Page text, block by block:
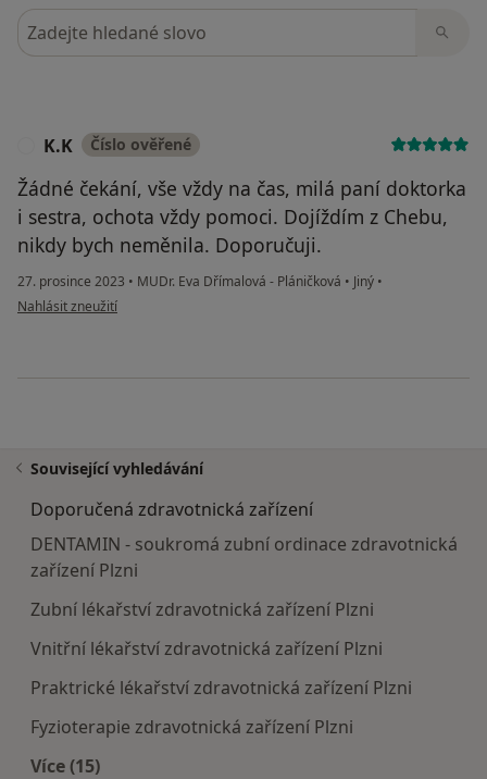
Hledejte v názorech
K.K Číslo ověřené
Žádné čekání, vše vždy na čas, milá paní doktorka
i sestra, ochota vždy pomoci. Dojíždím z Chebu,
nikdy bych neměnila. Doporučuji.
27. prosince 2023 • MUDr. Eva Dřímalová - Pláničková • Jiný •
podle názoru uživatele K.K
Nahlásit zneužití
Související vyhledávání
Doporučená zdravotnická zařízení
DENTAMIN - soukromá zubní ordinace zdravotnická
zařízení Plzni
Zubní lékařství zdravotnická zařízení Plzni
Vnitřní lékařství zdravotnická zařízení Plzni
Praktrické lékařství zdravotnická zařízení Plzni
Fyzioterapie zdravotnická zařízení Plzni
Více (15)